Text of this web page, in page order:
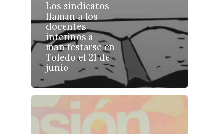
Los sindicatos
llaman a los
docentes
interinos a
manifestarse en
Toledo el 21 de
junio
Ciudad Real
Cuenca
Guadalajara
Talavera
Economía
Educación
Cultura
Deportes
Sucesos
Medio Ambiente